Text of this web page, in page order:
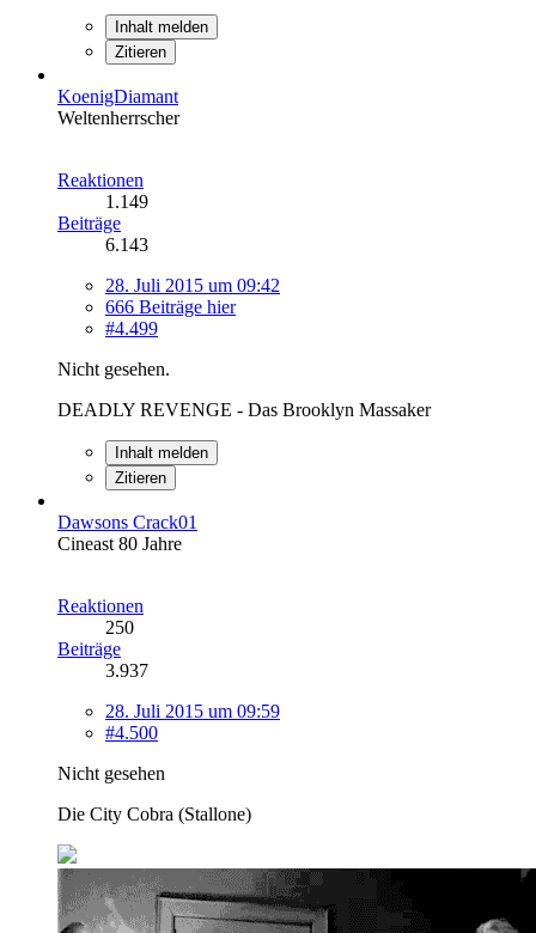
Inhalt melden
Zitieren
KoenigDiamant
Weltenherrscher
Reaktionen
1.149
Beiträge
6.143
28. Juli 2015 um 09:42
666 Beiträge hier
#4.499
Nicht gesehen.
DEADLY REVENGE - Das Brooklyn Massaker
Inhalt melden
Zitieren
Dawsons Crack01
Cineast 80 Jahre
Reaktionen
250
Beiträge
3.937
28. Juli 2015 um 09:59
#4.500
Nicht gesehen
Die City Cobra (Stallone)